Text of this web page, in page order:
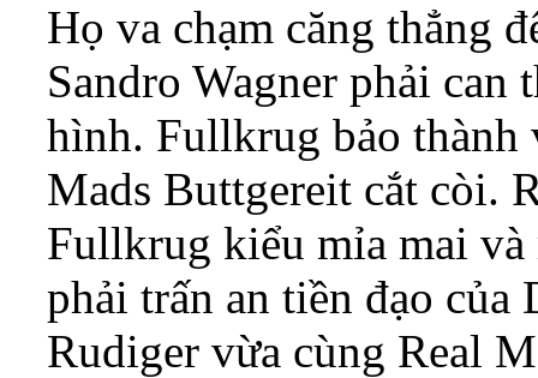
Họ va chạm căng thẳng
Sandro Wagner phải
hình. Fullkrug bảo
Mads Buttgereit cắt còi.
Fullkrug kiểu mỉa mai và
phải trấn an tiền đạo của
Rudiger vừa cùng Real